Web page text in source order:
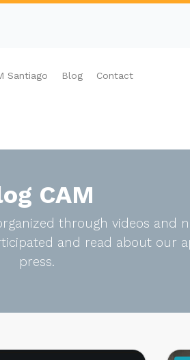
Santiago Blog Contact
CAM
through videos
and read about our
press.